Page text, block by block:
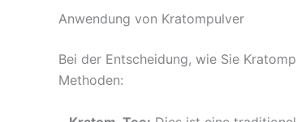
Anwendung von Kratompulver
Bei der Entscheidung, wie Sie
Methoden: